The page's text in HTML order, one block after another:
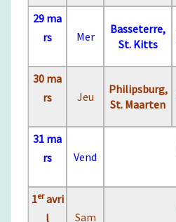
E
&
C
R
T
E
29 ma
rs
Mer
Basseterre,
St. Kitts
30 ma
rs
Jeu
Philipsburg,
St. Maarten
31 ma
rs
Vend
1eravri
l
Sam